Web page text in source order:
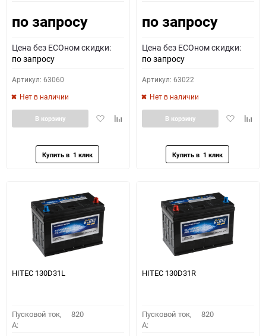
по запросу
Цена без ECOном скидки:
по запросу
Артикул: 63060
Нет в наличии
ДобавитьДобавить
В корзину
по запросу
Цена без ECOном скидки:
по запросу
Артикул: 63022
Нет в наличии
Добавить
В корзину
HITEC 130D31L
Пусковой ток,
A:
820
HITEC 130D31R
Пусковой ток,
A:
820